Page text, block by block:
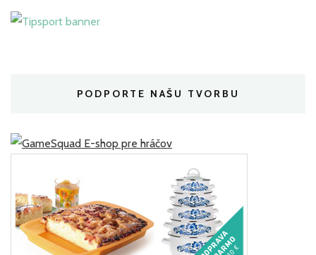
PODPORTE NAŠU TVORBU